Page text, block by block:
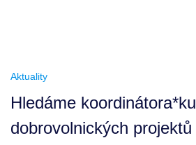
Aktuality
Hledáme koordinátora*ku
dobrovolnických projektů